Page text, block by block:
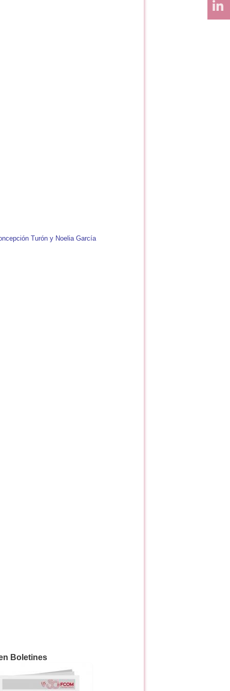
Turón y Noelia García
Boletines